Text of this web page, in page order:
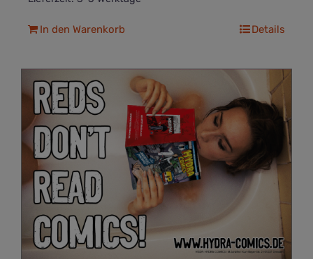
In den Warenkorb Details